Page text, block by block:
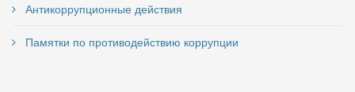
Антикоррупционные действия
Памятки по противодействию коррупции